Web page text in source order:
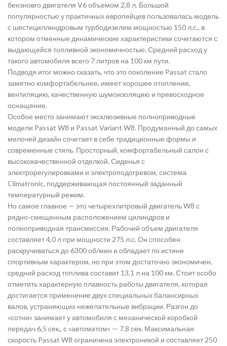
бензновго двигателя V6 объемом 2,8 л. Большой
популярностью у практичных европейцев пользовалась модель
с шестициллиндровым турбодизелем мощностью 150 л.с., в
котором отменные динамические характеристики сочетаются с
выдающейся топливной экономичностью. Средний расход у
такого автомобиля всего 7 литров на 100 км пути.
Подводя итог можно сказать, что это поколение Passat стало
заметно комфортабельнее, имеет хорошее отопление,
вентиляцию, качественную шумоизоляцию и превосходное
оснащение.
Особое место занимают эксклюзивные полноприводные
модели Passat W8 и Passat Variant W8. Продуманный до самых
мелочей дизайн сочетает в себе традиционные формы и
современные стиль. Просторный, комфортабельный салон с
высококачественной отделкой. Сиденья с
электрорегулировками и электроподогревом, система
Climatronic, поддерживающая постоянный заданный
температурный режим.
Но самое главное — это четырехлитровый двигатель W8 с
рядно-смещенным расположением цилиндров и
полноприводная трансмиссия. Рабочий объем двигателя
составляет 4,0 л при мощности 275 л.с. Он способен
раскручиваться до 6300 об/мин и обладает по истине
спортивным характером, но при этом достаточно экономичен,
средний расход топлива составит 13,1 л на 100 км. Стоит особо
отметить характерную плавность работы двигателя, которая
достигается применение двух специальных балансирных
валов, устраняющих нежелательные вибрации. Разгон до
«сотни» занимает у автомобиля с механической коробкой
передач 6,5 сек., с «автоматом» — 7,8 сек. Максимальная
скорость Passat W8 ограничена электроникой и составляет 250